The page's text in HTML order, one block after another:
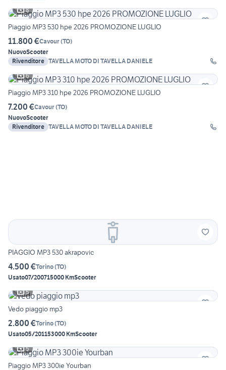
8
Piaggio MP3 530 hpe 2026 PROMOZIONE LUGLIO
11.800 €Cavour(TO)
NuovoScooter
Rivenditore TAVELLA MOTO DI TAVELLA DANIELE
6
Piaggio MP3 310 hpe 2026 PROMOZIONE LUGLIO
7.200 €Cavour(TO)
NuovoScooter
Rivenditore TAVELLA MOTO DI TAVELLA DANIELE
PIAGGIO MP3 530 akrapovic
4.500 €Torino(TO)
Usato07/200715000 KmScooter
5
Vedo piaggio mp3
2.800 €Torino(TO)
Usato05/201153000 KmScooter
5
Piaggio MP3 300ie Yourban